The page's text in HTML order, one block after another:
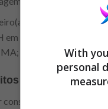
em Rio Verde –
em Palmas – TO;
MA; Padeiro(a) em
para ocupar as
considerado para as
With
personal